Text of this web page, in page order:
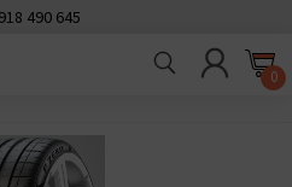
490 645
0